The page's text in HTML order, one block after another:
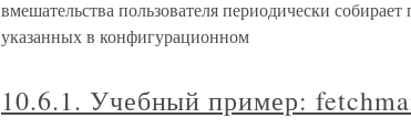
вмешательства пользователя периодически
указанных в конфигурационном
10.6.1. Учебный пример: